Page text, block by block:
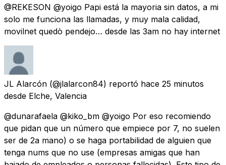
@REKESON @yoigo Papi está la mayoria sin datos, a mi
solo me funciona las llamadas, y muy mala calidad,
movilnet quedò pendejo… desde las 3am no hay internet
JL Alarcón (@jlalarcon84) reportó hace 25 minutos
desde Elche, Valencia
@dunarafaela @kiko_bm @yoigo Por eso recomiendo
que pidan que un número que empiece por 7, no suelen
ser de 2a mano) o se haga portabilidad de alguien que
tenga nums que no use (empresas amigas que han